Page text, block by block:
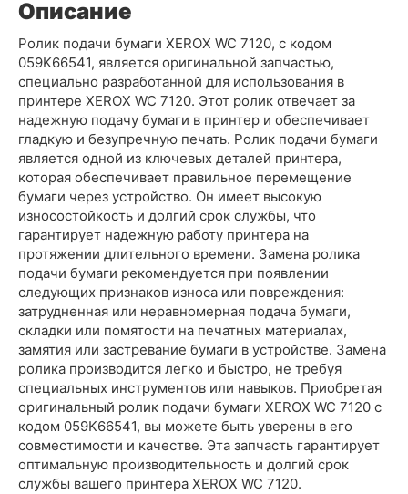
Описание
Ролик подачи бумаги XEROX WC 7120, с кодом
059K66541, является оригинальной запчастью,
специально разработанной для использования в
принтере XEROX WC 7120. Этот ролик отвечает за
надежную подачу бумаги в принтер и обеспечивает
гладкую и безупречную печать. Ролик подачи бумаги
является одной из ключевых деталей принтера,
которая обеспечивает правильное перемещение
бумаги через устройство. Он имеет высокую
износостойкость и долгий срок службы, что
гарантирует надежную работу принтера на
протяжении длительного времени. Замена ролика
подачи бумаги рекомендуется при появлении
следующих признаков износа или повреждения:
затрудненная или неравномерная подача бумаги,
складки или помятости на печатных материалах,
замятия или застревание бумаги в устройстве. Замена
ролика производится легко и быстро, не требуя
специальных инструментов или навыков. Приобретая
оригинальный ролик подачи бумаги XEROX WC 7120 с
кодом 059K66541, вы можете быть уверены в его
совместимости и качестве. Эта запчасть гарантирует
оптимальную производительность и долгий срок
службы вашего принтера XEROX WC 7120.